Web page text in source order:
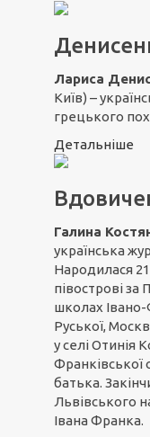
Лариса
Київ) –
грецького
Детальніше
Галина
українська
Народилася
півострові
школах Івано-
Руської,
у селі Отинія
Франківської
батька.
Львівського
Івана Франка.